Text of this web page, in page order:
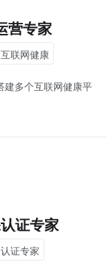
营专家
互联网健康
建多个互联网健康平
证专家
认证专家